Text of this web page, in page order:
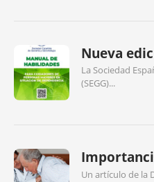
Nueva
La Sociedad
(SEGG)...
Un artículo de la